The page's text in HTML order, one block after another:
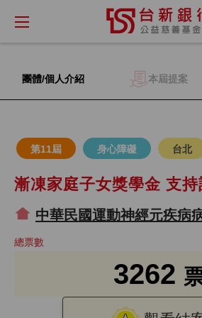
團體/個人介紹 本屆提案
第11屆 身心障礙 台北
漸凍家庭子女獎學金 支
中華民國運動神經元疾病
總票數
3262